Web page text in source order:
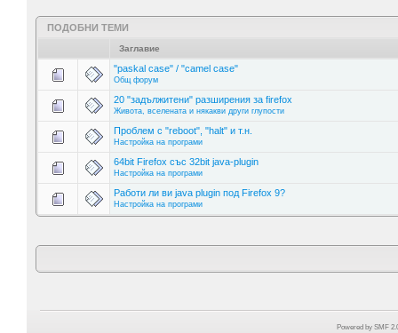
ПОДОБНИ ТЕМИ
Заглавие
"paskal case" / "camel case"
Общ форум
20 "задължитени" разширения за firefox
Живота, вселената и някакви други глупости
Проблем с "reboot", "halt" и т.н.
Настройка на програми
64bit Firefox със 32bit java-plugin
Настройка на програми
Работи ли ви java plugin под Firefox 9?
Настройка на програми
Powered by SMF